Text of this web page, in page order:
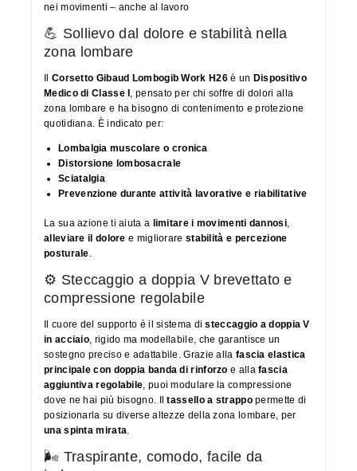
nei movimenti – anche al lavoro
💪 Sollievo dal dolore e stabilità nella
zona lombare
Il Corsetto Gibaud Lombogib Work H26è un Dispositivo
Medico di Classe I , pensato per chi soffre di dolori alla
zona lombare e ha bisogno di contenimento e protezione
quotidiana. È indicato per:
Lombalgia muscolare o cronica
Distorsione lombosacrale
Sciatalgia
Prevenzione durante attività lavorative e riabilitative
La sua azione ti aiuta a limitare i movimenti dannosi,
alleviare il dolore e migliorare stabilità e percezione
posturale
⚙️ Steccaggio a doppia V brevettato e
compressione regolabile
Il cuore del supporto è il sistema disteccaggio a doppia V
in acciaio , rigido ma modellabile, che garantisce un
sostegno preciso e adattabile. Grazie alla fascia elastica
principale con doppia banda di rinforzo e allafascia
aggiuntiva regolabile , puoi modulare la compressione
dove ne hai più bisogno. Iltassello a strappopermette di
posizionarla su diverse altezze della zona lombare, per
una spinta mirata
🌬 Traspirante, comodo, facile da